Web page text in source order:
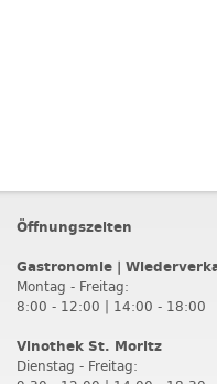
Öffnungszeiten
Gastronomie |
Montag - Freitag:
8:00 - 12:00 | 14:00 - 18:00
Vinothek St. Moritz
Dienstag - Freitag: